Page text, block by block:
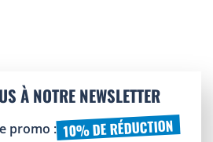
À NOTRE NEWSLETTER
promo : 10% DE RÉDUCTION